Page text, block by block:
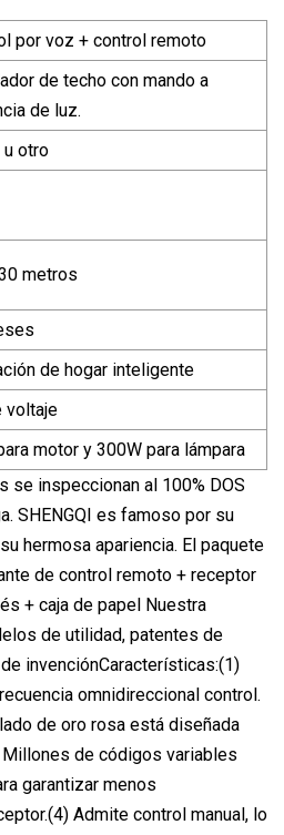
por voz + control remoto
de techo con mando a
de luz.
u otro
metros
de hogar inteligente
voltaje
motor y 300W para lámpara
se inspeccionan al 100% DOS
SHENGQI es famoso por su
hermosa apariencia. El paquete
de control remoto + receptor
+ caja de papel Nuestra
de utilidad, patentes de
invenciónCaracterísticas:(1)
omnidireccional control.
de oro rosa está diseñada
de códigos variables
garantizar menos
Admite control manual, lo